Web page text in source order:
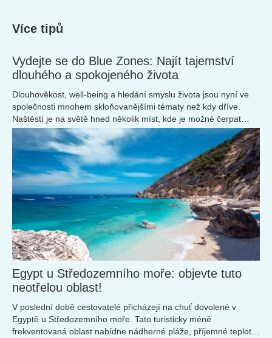
Více tipů
Vydejte se do Blue Zones: Najít tajemství
dlouhého a spokojeného života
Dlouhověkost, well-being a hledání smyslu života jsou nyní ve
společnosti mnohem skloňovanějšími tématy než kdy dříve.
Naštěstí je na světě hned několik míst, kde je možné čerpat
poznatky přímo od místních. Řeč je o Blue Zones, kde se tamní
obyvatelé dožívají vysokého věku a ví, jak žít. Kde je najít?
Egypt u Středozemního moře: objevte tuto
neotřelou oblast!
V poslední době cestovatelé přicházejí na chuť dovolené v
Egyptě u Středozemního moře. Tato turisticky méně
frekventovaná oblast nabídne nádherné pláže, příjemné teploty